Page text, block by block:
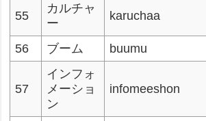
55
カルチャ
ー
karuchaa
56 ブーム buumu
57
インフォ
メーショ
ン
infomeeshon